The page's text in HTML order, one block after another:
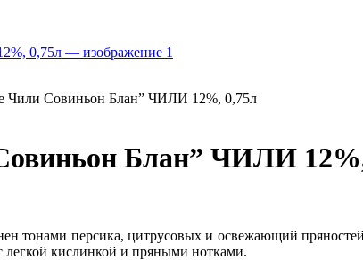
Чили Совиньон Блан” ЧИЛИ 12%, 0,75л
Блан” ЧИЛИ
тонами персика, цитрусовых и освежающий
легкой кислинкой и пряными нотками.